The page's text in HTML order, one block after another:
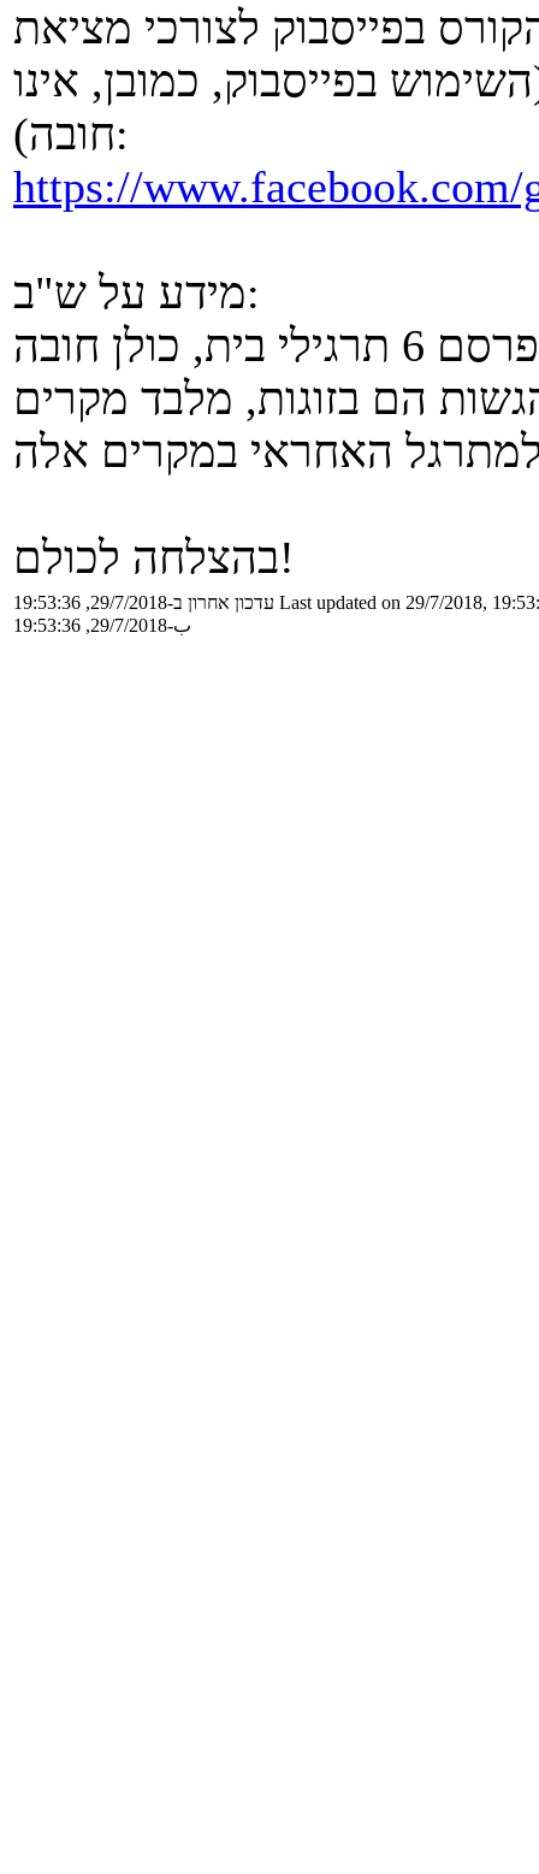
בפייסבוק לצורכי מציאת
בפייסבוק, כמובן, אינו
חובה):
https://www.facebook.com/
מידע על ש"ב:
הם בזוגות, מלבד מקרים
בהצלחה לכולם!
עדכון אחרון ב-29/7/2018, 19:53:36 Last updated on 29/7/2018,
ب-29/7/2018, 19:53:36